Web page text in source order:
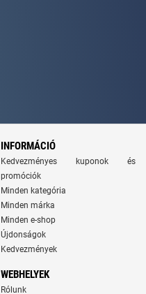
INFORMÁCIÓ
Kedvezményes kuponok és
promóciók
Minden kategória
Minden márka
Minden e-shop
Újdonságok
Kedvezmények
WEBHELYEK
Rólunk